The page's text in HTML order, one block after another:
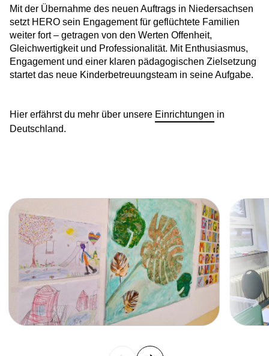
Begegnen, Gemeinsam Wachsen
Horizonte erweitern: Austauschprogramm
mit Norwegen
Wurzeln im Norden, Wirkung in Europa –
Globale Ideen für lokale Wirkung: Austausch
mit der De Montfort University
Einer für alle, alle für HERO! Unser
Firmenlauf 2025
Sprache öffnet Welten – ein Blick in den
Deutschkurs der AfA Bernkastel-Kues
Grenzenlos lernen: Sozialarbeit im
internationalen Austausch
Mit der Übernahme des neuen Auftrags in Niedersachsen
setzt HERO sein Engagement für geflüchtete Familien
weiter fort – getragen von den Werten Offenheit,
Gleichwertigkeit und Professionalität. Mit Enthusiasmus,
Engagement und einer klaren pädagogischen Zielsetzung
startet das neue Kinderbetreuungsteam in seine Aufgabe.
Hier erfährst du mehr über unsere Einrichtungen in
Deutschland.
Slide 1 of 16